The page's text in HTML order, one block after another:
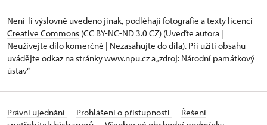
Není-li výslovně uvedeno jinak, podléhají fotografie a texty licenci
Creative Commons (CC BY-NC-ND 3.0 CZ) (Uveďte autora |
Neužívejte dílo komerčně | Nezasahujte do díla). Při užití obsahu
uvádějte odkaz na stránky www.npu.cz a „zdroj: Národní památkový
ústav“
Právní ujednání Prohlášení o přístupnosti
Řešení